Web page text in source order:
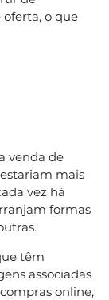
o que
venda de
mais
vez há
formas
têm
associadas
online,